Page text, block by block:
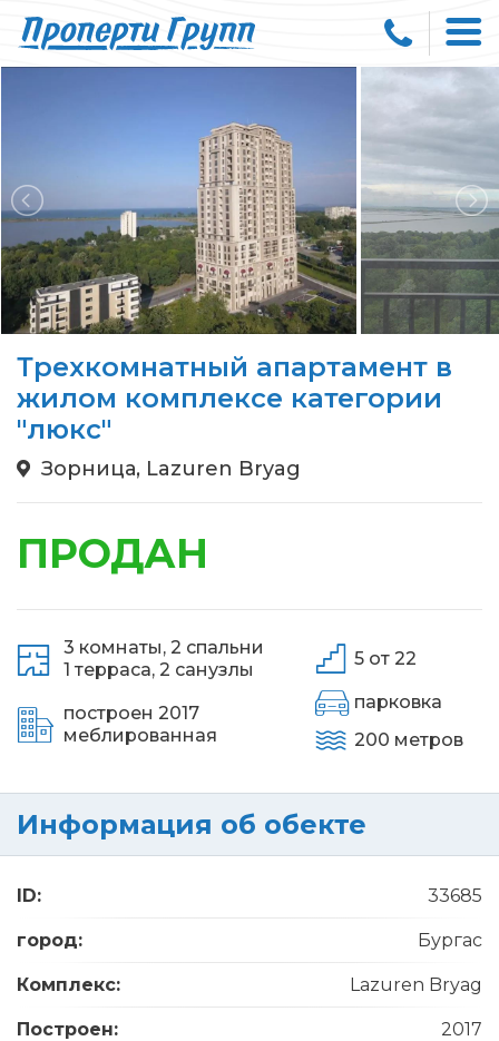
Трехкомнатный апартамент в
жилом комплексе категории
"люкс"
Зорница, Lazuren Bryag
ПРОДАН
3 комнаты, 2 спальни
1 терраса, 2 санузлы
построен 2017
меблированная
5 от 22
парковка
200 метров
Информация об обекте
ID: 33685
город: Бургас
Комплекс: Lazuren Bryag
Построен: 2017